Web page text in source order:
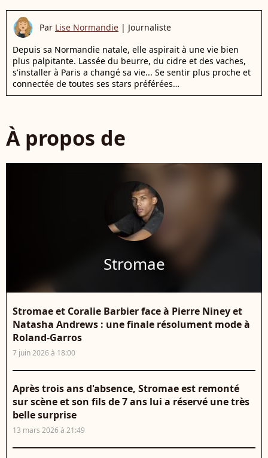
Par Lise Normandie | Journaliste
Depuis sa Normandie natale, elle aspirait à une vie bien
plus palpitante. Lassée du beurre, du cidre et des vaches,
s'installer à Paris a changé sa vie... Se sentir plus proche et
connectée de toutes ses stars préférées…
À propos de
Stromae
Stromae et Coralie Barbier face à Pierre Niney et
Natasha Andrews : une finale résolument mode à
Roland-Garros
7 juin 2026 à 18:00
Après trois ans d'absence, Stromae est remonté
sur scène et son fils de 7 ans lui a réservé une très
belle surprise
13 mars 2026 à 21:49